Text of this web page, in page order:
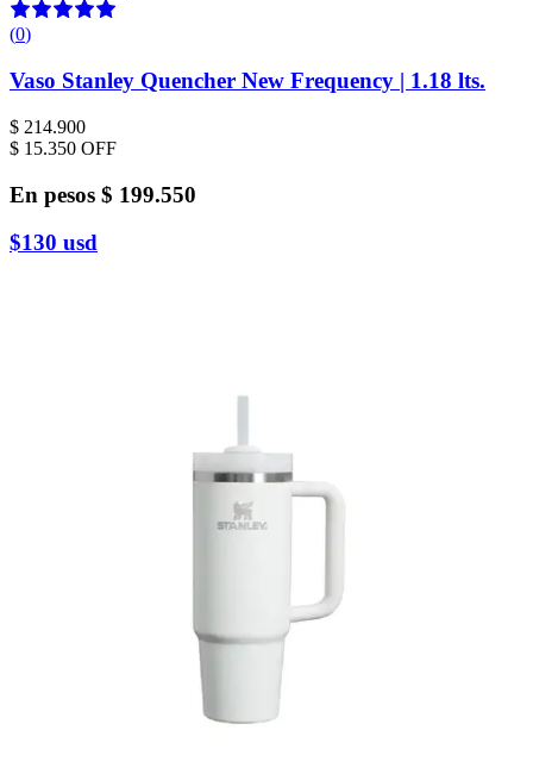
(0)
Vaso Stanley Quencher New Frequency | 1.18 lts.
$ 214.900
$ 15.350 OFF
En pesos $ 199.550
$130 usd